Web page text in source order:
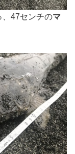
、47センチのマ